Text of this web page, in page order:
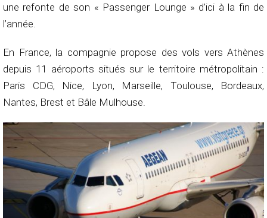
une refonte de son « Passenger Lounge » d’ici à la fin de
l’année.
En France, la compagnie propose des vols vers Athènes
depuis 11 aéroports situés sur le territoire métropolitain :
Paris CDG, Nice, Lyon, Marseille, Toulouse, Bordeaux,
Nantes, Brest et Bâle Mulhouse.